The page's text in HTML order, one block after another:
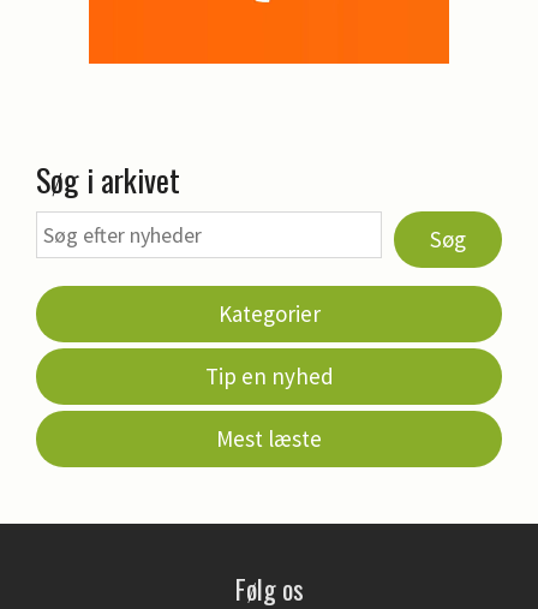
Søg i arkivet
Søg
Kategorier
Tip en nyhed
Mest læste
Følg os